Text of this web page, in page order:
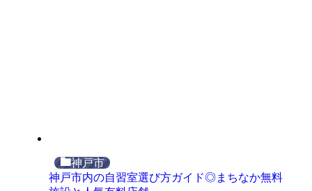
神戸市
神戸市内の自習室選び方ガイド◎まちなか無料